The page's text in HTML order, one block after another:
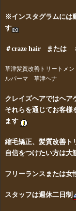
※インスタグラムには
す
＃craze hair または
草津髪質改善トリートメ
ルパーマ 草津ヘナ
クレイズヘアではヘア
それらを通じてお客様
ます
縮毛矯正、髪質改善ト
自信をつけたい方は大
フリーランスまたは女
スタッフは週休二日制